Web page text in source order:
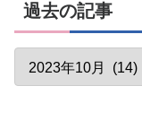
過去の記事